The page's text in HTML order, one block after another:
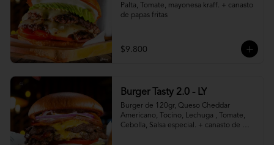
Palta, Tomate, mayonesa kraff. + canasto
de papas fritas
$9.800
Burger Tasty 2.0 - LY
Burger de 120gr, Queso Cheddar
Americano, Tocino, Lechuga , Tomate,
Cebolla, Salsa especial. + canasto de